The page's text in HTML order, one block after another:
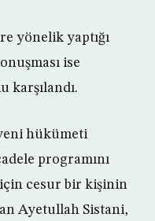
yönelik yaptığı
ise
karşılandı.
hükümeti
programını
cesur bir kişinin
Ayetullah Sistani,